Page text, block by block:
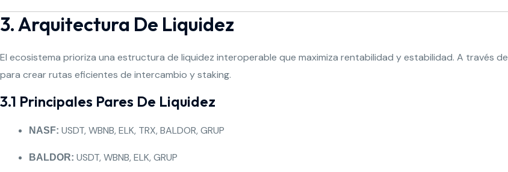
3. Arquitectura De Liquidez
El ecosistema prioriza una estructura de liquidez interoperable que maximiza rentabilidad y estabilidad. A través de
para crear rutas eficientes de intercambio y staking.
3.1 Principales Pares De Liquidez
NASF: USDT, WBNB, ELK, TRX, BALDOR, GRUP
BALDOR: USDT, WBNB, ELK, GRUP